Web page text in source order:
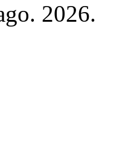
2026.